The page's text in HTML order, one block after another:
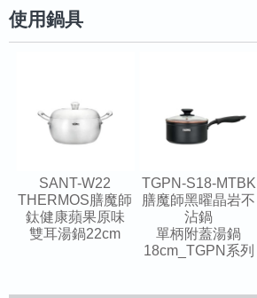
使用鍋具
SANT-W22
THERMOS膳魔師
鈦健康蘋果原味
雙耳湯鍋22cm
TGPN-S18-MTBK
膳魔師黑曜晶岩不
沾鍋
單柄附蓋湯鍋
18cm_TGPN系列